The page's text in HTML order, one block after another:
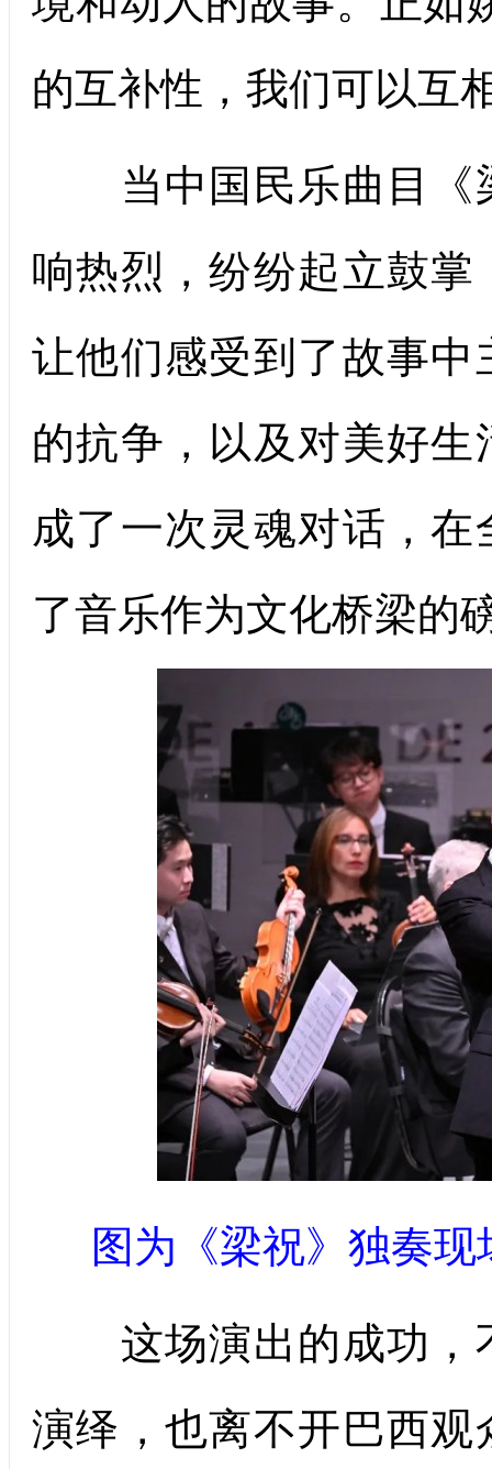
的互补性，我们可以互
当中国民乐曲目《
响热烈，纷纷起立鼓
让他们感受到了故事
的抗争，以及对美好
成了一次灵魂对话，
了音乐作为文化桥梁的
图为《梁祝》独奏
这场演出的成功，
演绎，也离不开巴西